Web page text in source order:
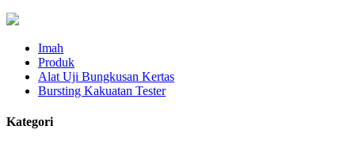
Imah
Produk
Alat Uji Bungkusan Kertas
Bursting Kakuatan Tester
Kategori